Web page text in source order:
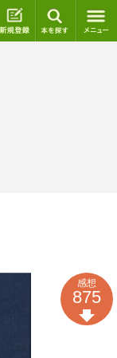
ログイン 新規登録
感想
875